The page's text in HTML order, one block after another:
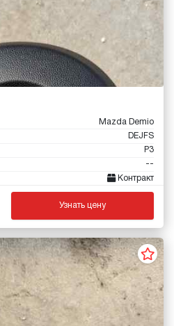
Mazda Demio
DEJFS
P3
--
Контракт
Узнать цену